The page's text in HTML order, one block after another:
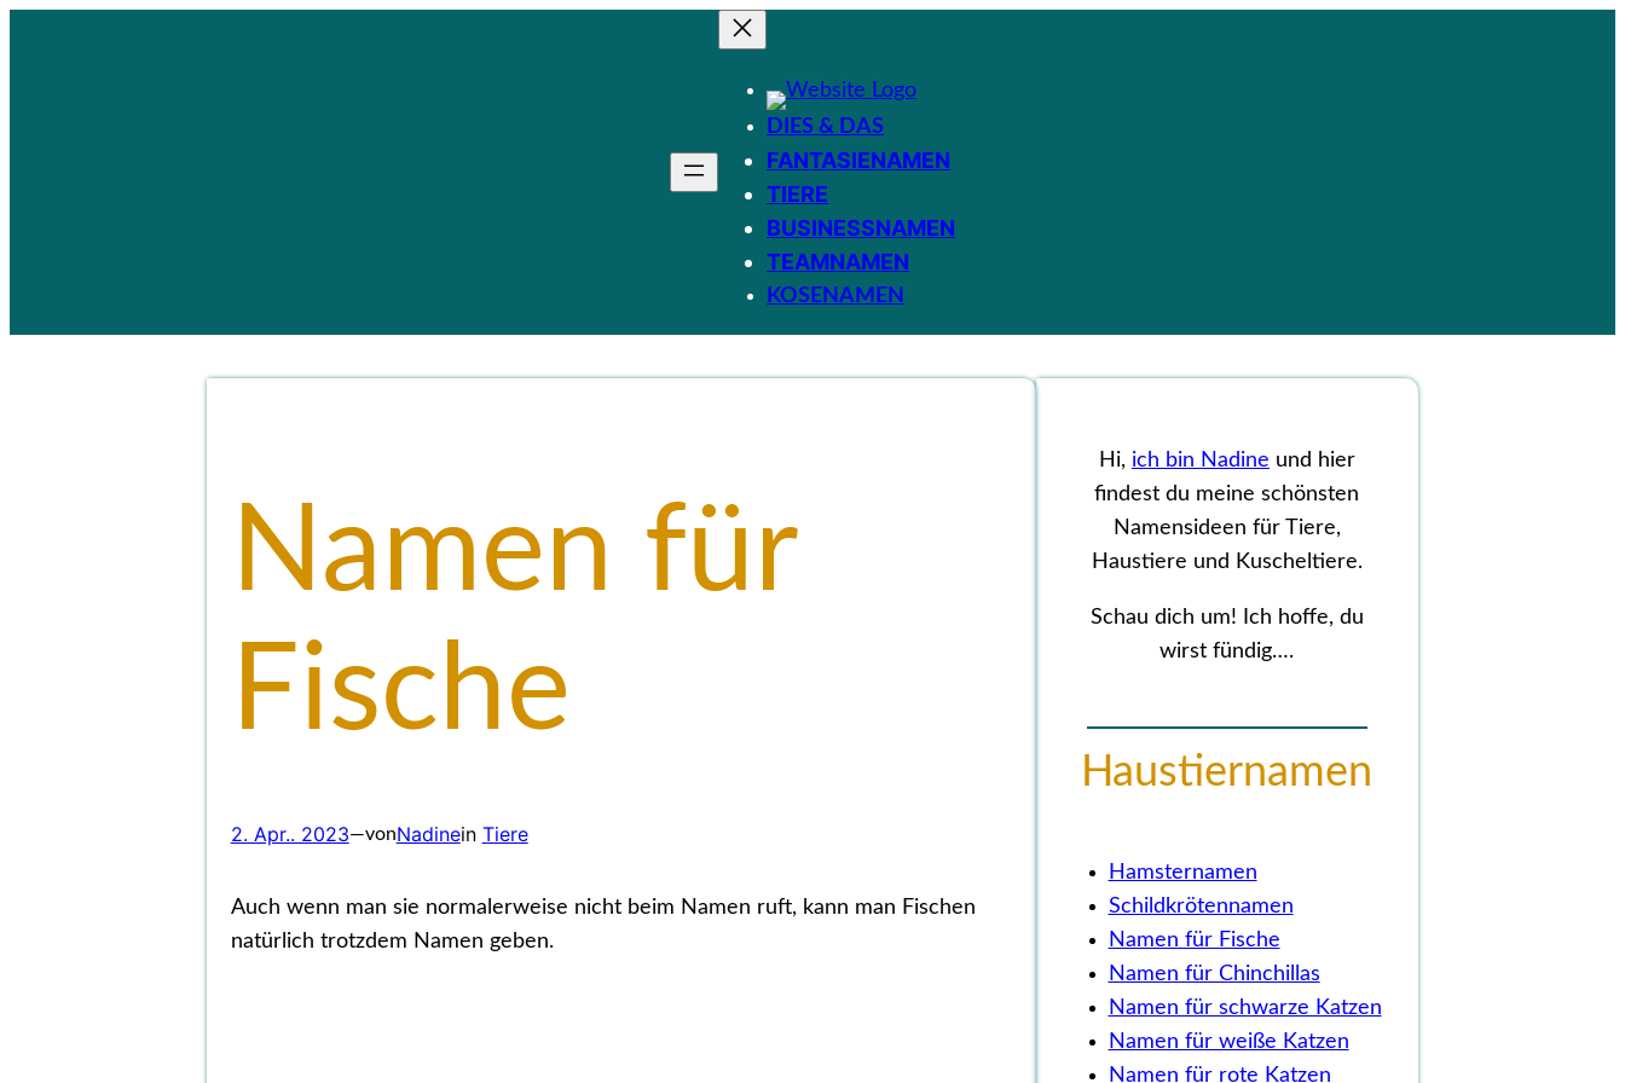
DIES & DAS
FANTASIENAMEN
TIERE
BUSINESSNAMEN
TEAMNAMEN
KOSENAMEN
Namen für
Fische
2. Apr.. 2023—vonNadinein Tiere
Auch wenn man sie normalerweise nicht beim Namen ruft, kann man Fischen
natürlich trotzdem Namen geben.
Hi, ich bin Nadine und hier
findest du meine schönsten
Namensideen für Tiere,
Haustiere und Kuscheltiere.
Schau dich um! Ich hoffe, du
wirst fündig….
Haustiernamen
Hamsternamen
Schildkrötennamen
Namen für Fische
Namen für Chinchillas
Namen für schwarze Katzen
Namen für weiße Katzen
Namen für rote Katzen